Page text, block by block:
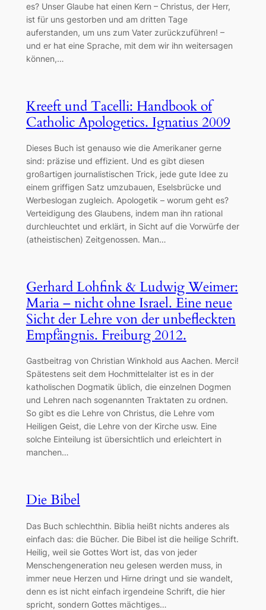
es? Unser Glaube hat einen Kern – Christus, der Herr,
ist für uns gestorben und am dritten Tage
auferstanden, um uns zum Vater zurückzuführen! –
und er hat eine Sprache, mit dem wir ihn weitersagen
können,…
Kreeft und Tacelli: Handbook of
Catholic Apologetics. Ignatius 2009
Dieses Buch ist genauso wie die Amerikaner gerne
sind: präzise und effizient. Und es gibt diesen
großartigen journalistischen Trick, jede gute Idee zu
einem griffigen Satz umzubauen, Eselsbrücke und
Werbeslogan zugleich. Apologetik – worum geht es?
Verteidigung des Glaubens, indem man ihn rational
durchleuchtet und erklärt, in Sicht auf die Vorwürfe der
(atheistischen) Zeitgenossen. Man…
Gerhard Lohfink & Ludwig Weimer:
Maria – nicht ohne Israel. Eine neue
Sicht der Lehre von der unbefleckten
Empfängnis. Freiburg 2012.
Gastbeitrag von Christian Winkhold aus Aachen. Merci!
Spätestens seit dem Hochmittelalter ist es in der
katholischen Dogmatik üblich, die einzelnen Dogmen
und Lehren nach sogenannten Traktaten zu ordnen.
So gibt es die Lehre von Christus, die Lehre vom
Heiligen Geist, die Lehre von der Kirche usw. Eine
solche Einteilung ist übersichtlich und erleichtert in
manchen…
Die Bibel
Das Buch schlechthin. Biblia heißt nichts anderes als
einfach das: die Bücher. Die Bibel ist die heilige Schrift.
Heilig, weil sie Gottes Wort ist, das von jeder
Menschengeneration neu gelesen werden muss, in
immer neue Herzen und Hirne dringt und sie wandelt,
denn es ist nicht einfach irgendeine Schrift, die hier
spricht, sondern Gottes mächtiges…